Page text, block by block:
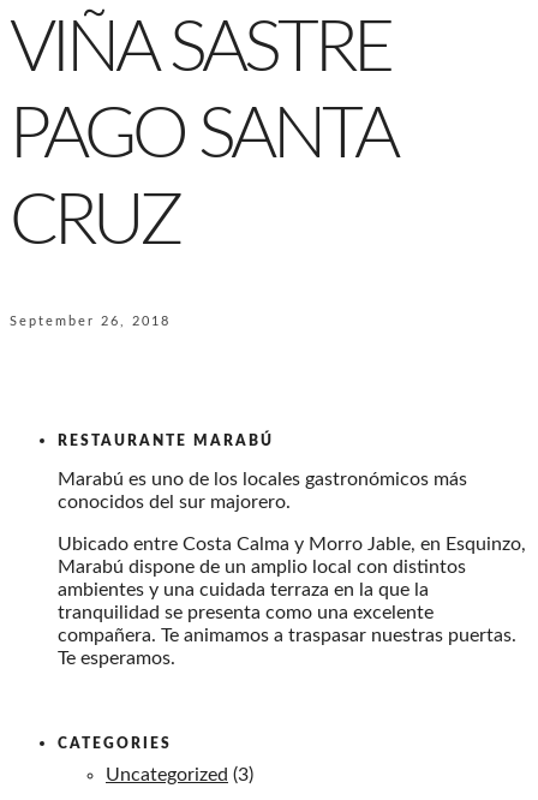
VIÑA SASTRE
PAGO SANTA
CRUZ
September 26, 2018
RESTAURANTE MARABÚ
Marabú es uno de los locales gastronómicos más
conocidos del sur majorero.
Ubicado entre Costa Calma y Morro Jable, en Esquinzo,
Marabú dispone de un amplio local con distintos
ambientes y una cuidada terraza en la que la
tranquilidad se presenta como una excelente
compañera. Te animamos a traspasar nuestras puertas.
Te esperamos.
CATEGORIES
Uncategorized (3)